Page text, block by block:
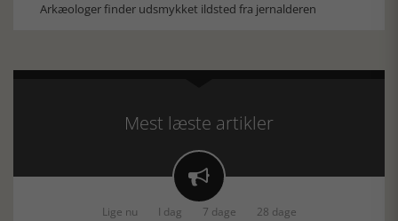
Arkæologer finder udsmykket ildsted fra jernalderen
Mest læste artikler

Lige nu I dag 7 dage 28 dage